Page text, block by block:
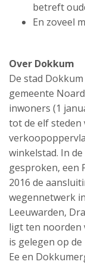
betreft
En zoveel
Over Dokkum
De stad
gemeente
inwoners (1
tot de elf steden
winkelstad. In
gesproken, een
2016 de
wegennetwerk
Leeuwarden,
ligt ten noorden
is gelegen op
Ee en